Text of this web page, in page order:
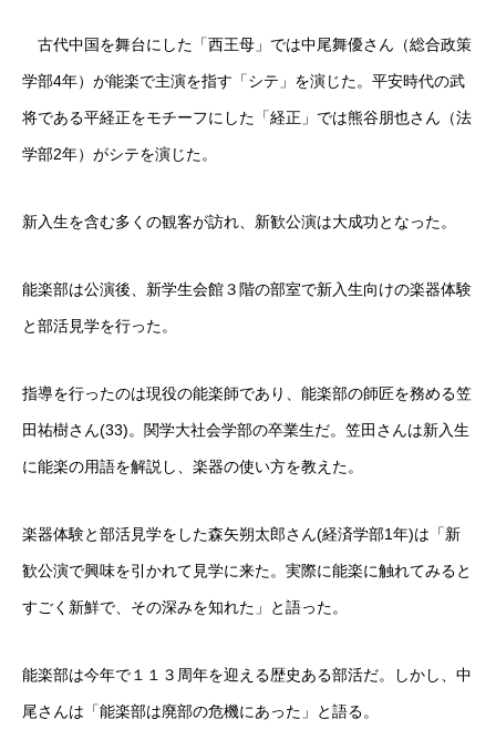
古代中国を舞台にした「西王母」では中尾舞優さん（総合政策
学部4年）が能楽で主演を指す「シテ」を演じた。平安時代の武
将である平経正をモチーフにした「経正」では熊谷朋也さん（法
学部2年）がシテを演じた。
新入生を含む多くの観客が訪れ、新歓公演は大成功となった。
能楽部は公演後、新学生会館３階の部室で新入生向けの楽器体験
と部活見学を行った。
指導を行ったのは現役の能楽師であり、能楽部の師匠を務める笠
田祐樹さん(33)。関学大社会学部の卒業生だ。笠田さんは新入生
に能楽の用語を解説し、楽器の使い方を教えた。
楽器体験と部活見学をした森矢朔太郎さん(経済学部1年)は「新
歓公演で興味を引かれて見学に来た。実際に能楽に触れてみると
すごく新鮮で、その深みを知れた」と語った。
能楽部は今年で１１３周年を迎える歴史ある部活だ。しかし、中
尾さんは「能楽部は廃部の危機にあった」と語る。